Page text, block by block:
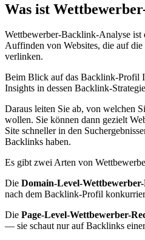
Was ist
Wettbewerber-Backlink-Analyse
Auffinden von Websites, die auf die
verlinken.
Beim Blick auf das Backlink-Profil
Insights in dessen Backlink-
Daraus leiten Sie ab, von welchen
wollen. Sie können dann gezielt
Site schneller in den
Backlinks haben.
Es gibt zwei Arten von
Die Domain-Level-
nach dem Backlink-Profil
Die Page-Level-Wettbewerber-
— sie schaut nur auf Backlinks